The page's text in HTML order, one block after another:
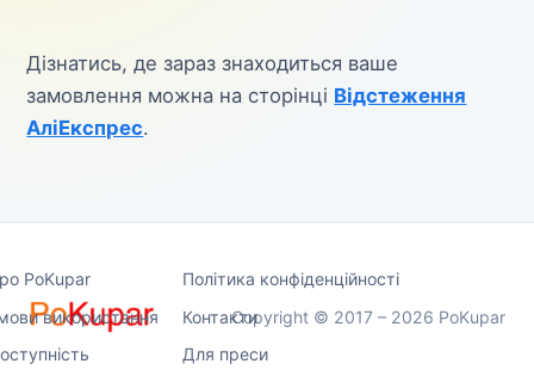
Дізнатись, де зараз знаходиться ваше
замовлення можна на сторінці Відстеження
АліЕкспрес.
PoKupar
Політика конфіденційності
використання
Контакти
Для преси
Copyright © 2017 – 2026 PoKupar